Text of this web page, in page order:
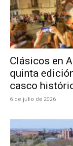
Clásicos en
quinta
casco
6 de julio de 2026